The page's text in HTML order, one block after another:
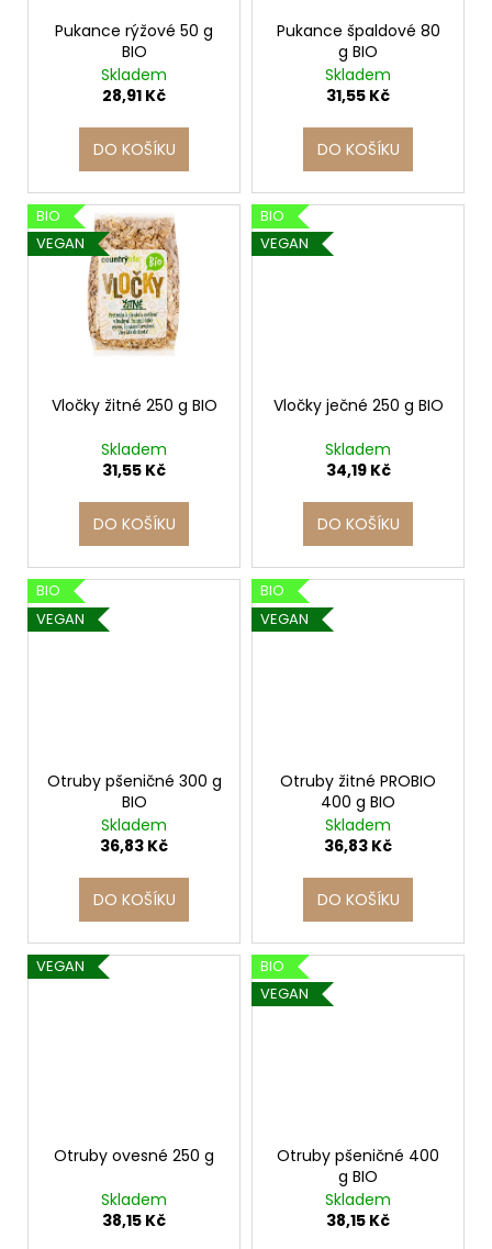
Pukance rýžové 50 g
BIO
Skladem
28,91 Kč
DO KOŠÍKU
Pukance špaldové 80
g BIO
Skladem
31,55 Kč
DO KOŠÍKU
BIO
VEGAN
Vločky žitné 250 g BIO
Skladem
31,55 Kč
DO KOŠÍKU
BIO
VEGAN
Vločky ječné 250 g BIO
Skladem
34,19 Kč
DO KOŠÍKU
BIO
VEGAN
Otruby pšeničné 300 g
BIO
Skladem
36,83 Kč
DO KOŠÍKU
BIO
VEGAN
Otruby žitné PROBIO
400 g BIO
Skladem
36,83 Kč
DO KOŠÍKU
VEGAN
Otruby ovesné 250 g
Skladem
38,15 Kč
BIO
VEGAN
Otruby pšeničné 400
g BIO
Skladem
38,15 Kč
HLEDAT
e
m
e